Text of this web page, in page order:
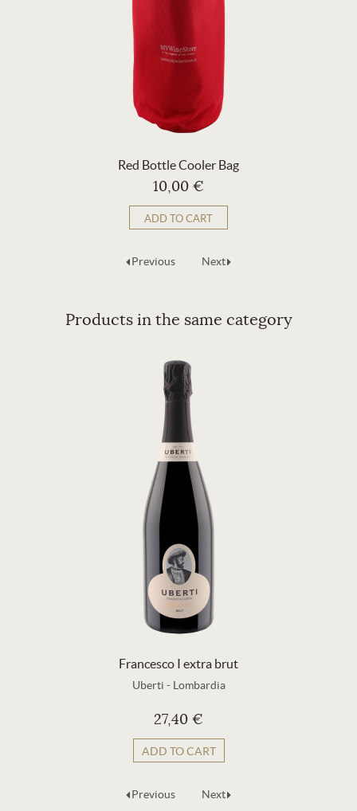
Red Bottle Cooler Bag
10,00 €
ADD TO CART
Previous Next
Products in the same category
Francesco I extra brut
Uberti - Lombardia
27,40 €
ADD TO CART
Previous Next